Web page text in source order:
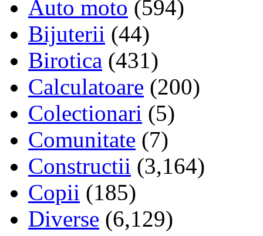
Auto moto (594)
Bijuterii (44)
Birotica (431)
Calculatoare (200)
Colectionari (5)
Comunitate (7)
Constructii (3,164)
Copii (185)
Diverse (6,129)